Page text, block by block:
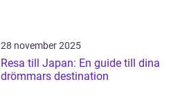
28 november 2025
Resa till Japan: En guide till dina
drömmars destination